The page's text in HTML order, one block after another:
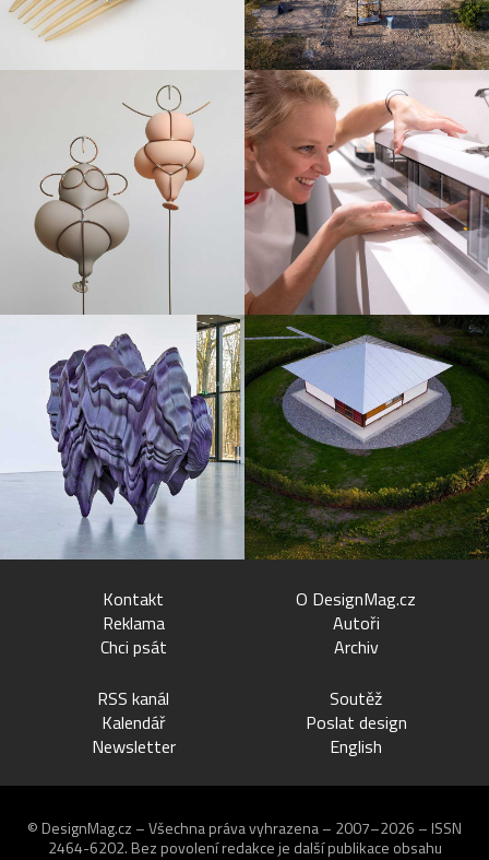
Kontakt
Reklama
Chci psát
O DesignMag.cz
Autoři
Archiv
RSS kanál
Kalendář
Newsletter
Soutěž
Poslat design
English
© DesignMag.cz – Všechna práva vyhrazena – 2007–2026 – ISSN
2464-6202. Bez povolení redakce je další publikace obsahu